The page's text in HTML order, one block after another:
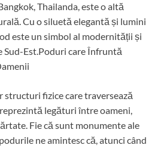
Thailanda, este o altă
Cu o siluetă elegantă și lumini
este un simbol al modernității și
Sud-Est.Poduri care Înfruntă
structuri fizice care traversează
legături între oameni,
Fie că sunt monumente ale
ne amintesc că, atunci când